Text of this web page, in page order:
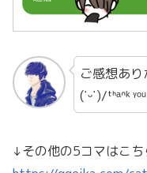
ご感想あ
(˙ᵕ˙)/ᵗᑋᵃᐢᵏ ᵞᵒᵘ
↓その他の5コマはこち